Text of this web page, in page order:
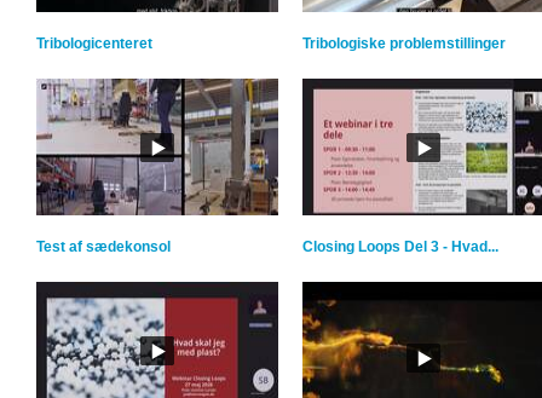
Tribologicenteret Tribologiske problemstillinger
Test af sædekonsol Closing Loops Del 3 - Hvad...